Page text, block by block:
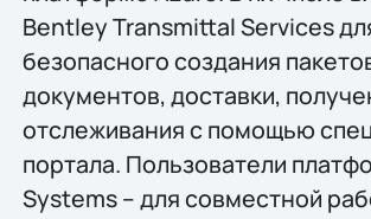
Bentley Transmittal Services
безопасного создания
документов, доставки,
отслеживания с помощью
портала. Пользователи
Systems – для совместной